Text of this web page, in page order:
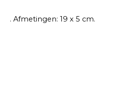
. Afmetingen: 19 x 5 cm.